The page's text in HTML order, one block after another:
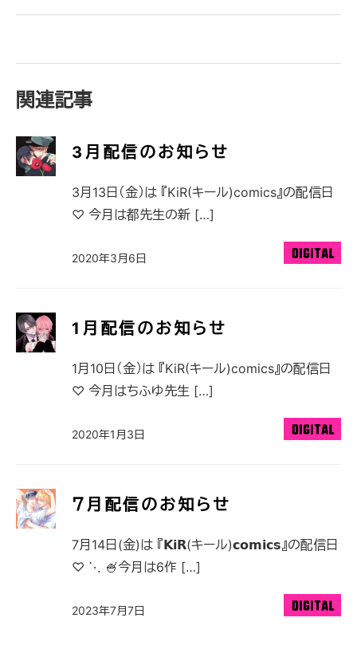
関連記事
3月配信のお知らせ
3月13日（金）は 『KiR(キール)comics』の配信日
♡ 今月は都先生の新 […]
2020年3月6日
1月配信のお知らせ
1月10日（金）は 『KiR(キール)comics』の配信日
♡ 今月はちふゆ先生 […]
2020年1月3日
７月配信のお知らせ
7月14日(金)は 『𝗞𝗶𝗥(キール)𝗰𝗼𝗺𝗶𝗰𝘀』の配信日
♡ ⋱ 🍧今月は6作 […]
2023年7月7日